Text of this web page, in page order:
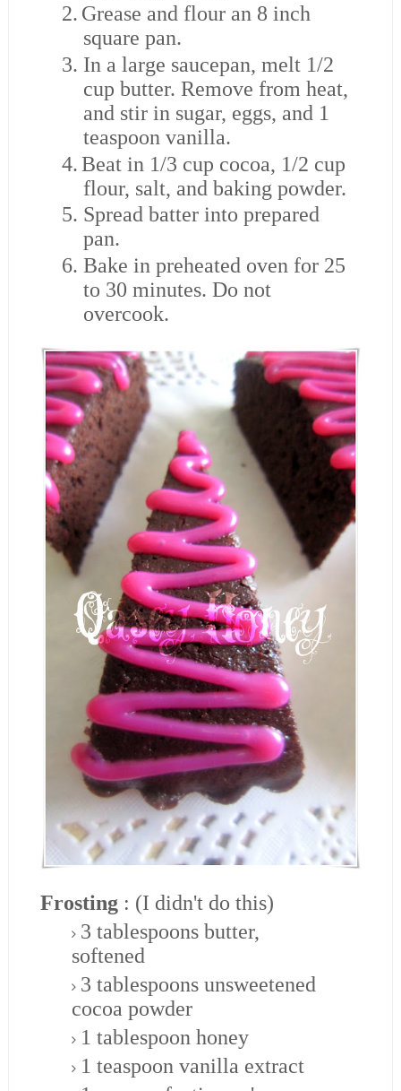
2. Grease and flour an 8 inch
square pan.
3. In a large saucepan, melt 1/2
cup butter. Remove from heat,
and stir in sugar, eggs, and 1
teaspoon vanilla.
4.Beat in 1/3 cup cocoa, 1/2 cup
flour, salt, and baking powder.
5. Spread batter into prepared
pan.
6. Bake in preheated oven for 25
to 30 minutes. Do not
overcook.
Frosting: (I didn't do this)
3 tablespoons butter,
softened
3 tablespoons unsweetened
cocoa powder
1 tablespoon honey
1 teaspoon vanilla extract